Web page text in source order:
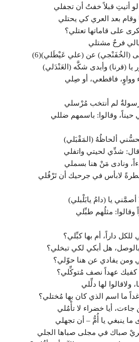
أتيتِ قبلاً خفتُ أن تجفلي
وقام بعد العري كي يحتلي
على قاماتها تعتلي؟
فرحٌ مشتلي
(الخُفَنْجي) عن (علي عَيْطَلي)(6)
يا (قرنا) وأبدى شكَّه (العَنْدَلي)
وواوٍ، فاقطعي، أو صِلي
لم أنتخب مُرْسلي
وقالوا: باسمهم ضللي
ألحاظُهُ (المَقْبَلي)
شدِّي لحيتي واتفلي
ونادى مَنْ هنا بسملي
لابأس في جرحيك أن تَرْفُلي
يا (دامُ يابَلْبلي)
مثلُهم طبِّلي
داراً، أم بها كبِّلي؟
هل أبكي لكي تبخلي؟
ومن يفادي عن هنا حوّلي؟
كفيك عهداً نصف مُتوكِّلي؟
ولاقالوا لها دلِّلي
ما اسم الذي كان بها مُختلي؟
أيا خضراء لا تأْمُلي
ينبغي يا أُمُّ – أن تجهلي
صباك في مجلى صباها الجلي